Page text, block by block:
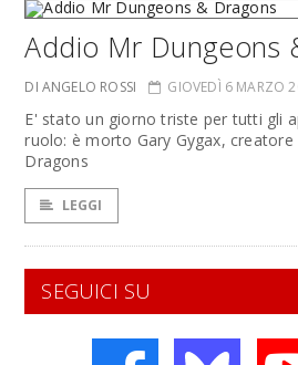
Addio Mr Dungeons
DI ANGELO ROSSI GIOVEDÌ 6 MARZO
E' stato un giorno triste per tutti gli
ruolo: è morto Gary Gygax,
Dragons
LEGGI
SEGUICI SU